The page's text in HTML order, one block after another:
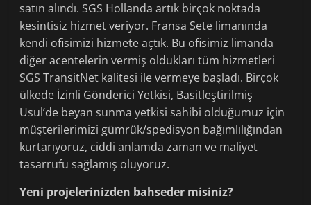
satın alındı. SGS Hollanda artık birçok noktada
kesintisiz hizmet veriyor. Fransa Sete limanında
kendi ofisimizi hizmete açtık. Bu ofisimiz limanda
diğer acentelerin vermiş oldukları tüm hizmetleri
SGS TransitNet kalitesi ile vermeye başladı. Birçok
ülkede İzinli Gönderici Yetkisi, Basitleştirilmiş
Usul’de beyan sunma yetkisi sahibi olduğumuz için
müşterilerimizi gümrük/spedisyon bağımlılığından
kurtarıyoruz, ciddi anlamda zaman ve maliyet
tasarrufu sağlamış oluyoruz.
Yeni projelerinizden bahseder misiniz?